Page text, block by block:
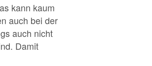
kann kaum
auch bei der
auch nicht
Damit